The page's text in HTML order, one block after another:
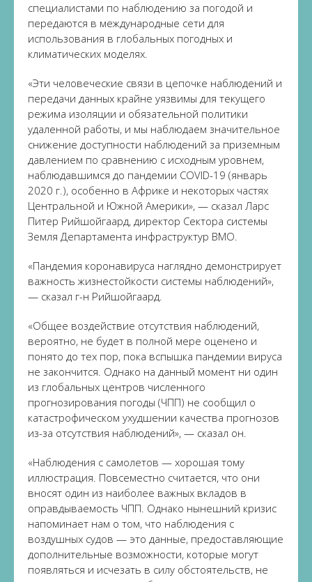
специалистами по наблюдению за погодой и
передаются в международные сети для
использования в глобальных погодных и
климатических моделях.
«Эти человеческие связи в цепочке наблюдений и
передачи данных крайне уязвимы для текущего
режима изоляции и обязательной политики
удаленной работы, и мы наблюдаем значительное
снижение доступности наблюдений за приземным
давлением по сравнению с исходным уровнем,
наблюдавшимся до пандемии COVID-19 (январь
2020 г.), особенно в Африке и некоторых частях
Центральной и Южной Америки», — сказал Ларс
Питер Рийшойгаард, директор Сектора системы
Земля Департамента инфраструктур ВМО.
«Пандемия коронавируса наглядно демонстрирует
важность жизнестойкости системы наблюдений»,
— сказал г-н Рийшойгаард.
«Общее воздействие отсутствия наблюдений,
вероятно, не будет в полной мере оценено и
понято до тех пор, пока вспышка пандемии вируса
не закончится. Однако на данный момент ни один
из глобальных центров численного
прогнозирования погоды (ЧПП) не сообщил о
катастрофическом ухудшении качества прогнозов
из-за отсутствия наблюдений», — сказал он.
«Наблюдения с самолетов — хорошая тому
иллюстрация. Повсеместно считается, что они
вносят один из наиболее важных вкладов в
оправдываемость ЧПП. Однако нынешний кризис
напоминает нам о том, что наблюдения с
воздушных судов — это данные, предоставляющие
дополнительные возможности, которые могут
появляться и исчезать в силу обстоятельств, не